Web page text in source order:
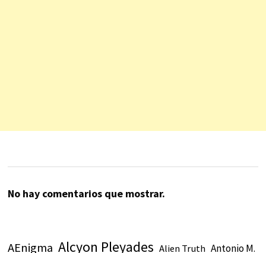
No hay comentarios que mostrar.
AEnigma Alcyon Pleyades Alien Truth Antonio M.